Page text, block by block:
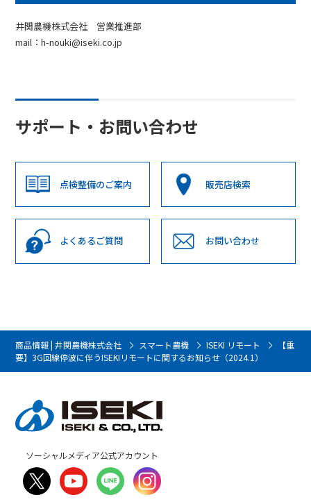
井関農機株式会社 営業推進部
mail：h-nouki@iseki.co.jp
サポート・お問い合わせ
点検整備のご案内 販売店検索
よくあるご質問 お問い合わせ
商品情報 | 井関農機株式会社 スマート農機 ISEKI リモート
【重
要】3G回線停波に伴うISEKIリモートに関するお知らせ（2024.1）
ソーシャルメディア公式アカウント